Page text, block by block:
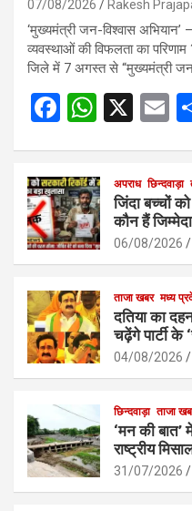
07/08/2026 Rakesh
‘मुख्यमंत्री जन-विश्वास
व्यवस्थाओं की विफलता का परिणाम
जिले में 7 अगस्त से “मुख्यमंत्री
F
b
o
o
k
W
s
A
p
p
X
E
अपराध छिन्दवाड़ा
जिंदा बच्चों
कौन हैं
06/08/2026
ताजा खबर मध्य
दतिया का
चढ़ेंगे पार्टी
04/08/2026
छिन्दवाड़ा ताजा
‘मन की बात’
राष्ट्रीय
31/07/2026